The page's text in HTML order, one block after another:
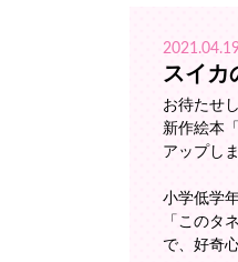
スイカ
お待たせ
新作絵本
アップし
小学低学
「このタ
で、好奇